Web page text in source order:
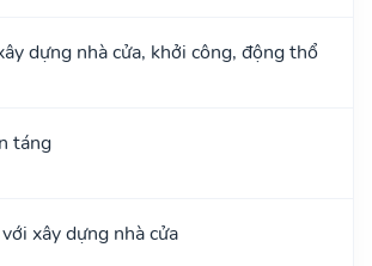
dựng nhà cửa, khởi công, động thổ
táng
xây dựng nhà cửa